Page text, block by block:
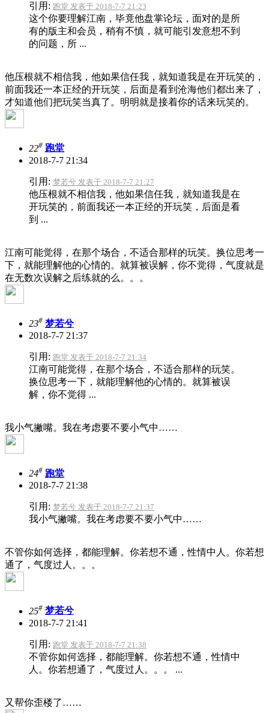
引用: 跑堂 发表于 2018-7-7 21:23
这个你要理解江南，毕竟他盘掌论坛，面对的是所
有的版主和会员，稍有不慎，就可能引发意想不到
的问题，所 ...
他压根就不相信我，他如果信任我，就知道我是在开玩笑的，
前面我还一本正经的开玩笑， 后面是看到沧海他们都出来了，
才知道他们把玩笑当真了。明明就是接着你的话来玩笑的。
22# 跑堂
2018-7-7 21:34
引用: 梦若兮 发表于 2018-7-7 21:27
他压根就不相信我，他如果信任我，就知道我是在
开玩笑的，前面我还一本正经的开玩笑，后面是看
到 ...
江南可能觉得，在那个场合，不适合那样的玩笑。换位思考一
下，就能理解他的心情的。就算被误解，你不觉得，气度就是
在无数次误解之后练就的么。。。
23# 梦若兮
2018-7-7 21:37
引用: 跑堂 发表于 2018-7-7 21:34
江南可能觉得，在那个场合，不适合那样的玩笑。
换位思考一下，就能理解他的心情的。就算被误
解，你不觉得 ...
我小气撇嘴。 我在考虑要不要小气中……
24# 跑堂
2018-7-7 21:38
引用: 梦若兮 发表于 2018-7-7 21:37
我小气撇嘴。我在考虑要不要小气中……
不管你如何选择，都能理解。你若想不通，性情中人。你若想
通了，气度过人。。。
25# 梦若兮
2018-7-7 21:41
引用: 跑堂 发表于 2018-7-7 21:38
不管你如何选择，都能理解。你若想不通，性情中
人。你若想通了，气度过人。。。 ...
又帮你歪楼了……